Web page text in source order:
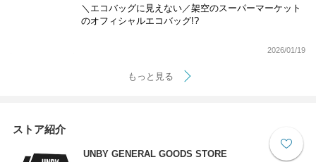
＼エコバッグに見えない／架空のスーパーマーケット
のオフィシャルエコバッグ!?
2026/01/19
もっと見る
ストア紹介
UNBY GENERAL GOODS STORE